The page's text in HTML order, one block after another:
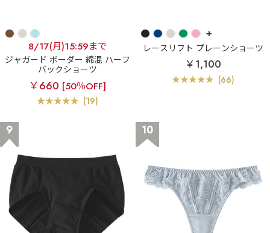
8/17(月)15:59まで
ジャガード ボーダー 綿混 ハーフ
バックショーツ
￥660 [50％OFF]
(19)
+
レースリフト プレーンショーツ
￥1,100
(66)
9 10